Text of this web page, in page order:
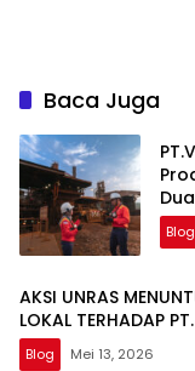
Baca Juga
Blog
AKSI UNRAS
LOKAL TERHADAP
Blog Mei 13, 2026